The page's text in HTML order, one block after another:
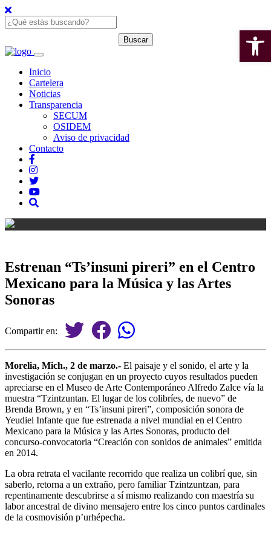
Inicio
Cartelera
Noticias
Transparencia
SECUM
OSIDEM
Aviso de privacidad
Contacto
Estrenan “Ts’insuni pireri” en el Centro
Mexicano para la Música y las Artes
Sonoras
Compartir en:
Morelia, Mich., 2 de marzo.- El paisaje y el sonido, el arte y la
investigación se conjugan en un proyecto cuyos resultados pueden
apreciarse en el Museo de Arte Contemporáneo Alfredo Zalce vía la
muestra “Tzintzuntan. El lugar de los colibríes, de nuevo” de
Brenda Brown, y en “Ts’insuni pireri”, composición sonora de
Yeudiel Infante que fue estrenada a nivel mundial en el Centro
Mexicano para la Música y las Artes Sonoras, producto del
concurso-convocatoria “Creación con sonidos de animales” emitida
en 2014.
La obra retrata el vacilante recorrido que realiza un colibrí que, sin
saberlo, retorna a un extraño, pero familiar Tzintzuntzan, para
repentinamente descubrirse a sí mismo realizando con maestría su
labor ancestral de divino mensajero entre los cinco puntos cardinales
de la cosmovisión p’urhépecha.